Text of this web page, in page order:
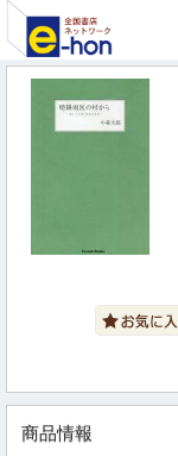
商品情報